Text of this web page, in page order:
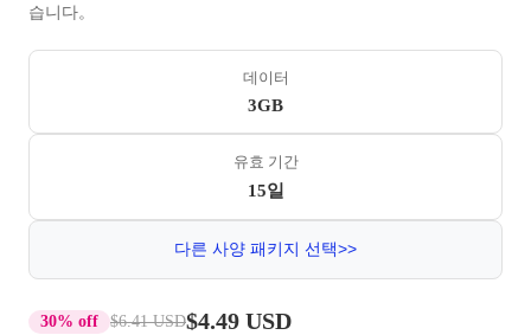
습니다。
데이터
3GB
유효 기간
15일
다른 사양 패키지 선택>>
30% off $6.41 USD$4.49 USD